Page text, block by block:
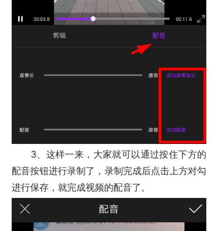
3、这样一来，大家就可以通过按住下方的
配音按钮进行录制了，录制完成后点击上方对勾
进行保存，就完成视频的配音了。